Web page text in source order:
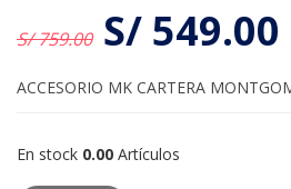
S/ 759.00 S/ 549.00
ACCESORIO MK CARTERA
En stock 0.00 Artículos